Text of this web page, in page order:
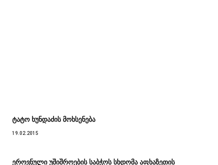
ტატო ხუნდაძის მოხსენება
19.02.2015
ეროვნული უშიშროების საბჭოს სხდომა აფხაზეთის